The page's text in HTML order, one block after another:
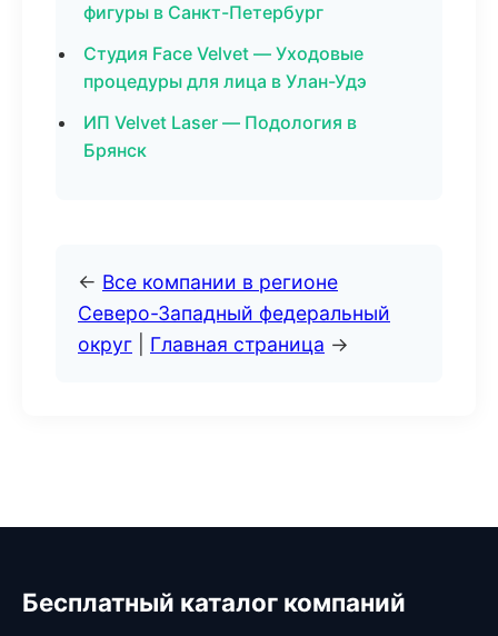
фигуры в Санкт-Петербург
Студия Face Velvet — Уходовые
процедуры для лица в Улан-Удэ
ИП Velvet Laser — Подология в
Брянск
← Все компании в регионе
Северо-Западный федеральный
округ
Главная страница →
Бесплатный каталог компаний